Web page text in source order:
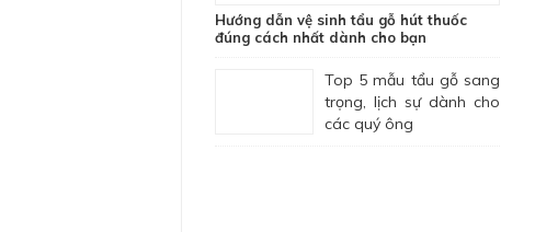
Hướng dẫn vệ sinh tẩu gỗ hút thuốc
đúng cách nhất dành cho bạn
Top 5 mẫu tẩu gỗ sang
trọng, lịch sự dành cho
các quý ông